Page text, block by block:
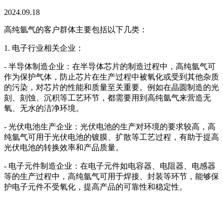
2024.09.18
高纯氩气的客户群体主要包括以下几类：
1. 电子行业相关企业：
- 半导体制造企业：在半导体芯片的制造过程中，高纯氩气可
作为保护气体，防止芯片在生产过程中被氧化或受到其他杂质
的污染，对芯片的性能和质量至关重要。例如在晶圆制造的光
刻、刻蚀、沉积等工艺环节，都需要用到高纯氩气来营造无
氧、无水的洁净环境。
- 光伏电池生产企业：光伏电池的生产对环境的要求较高，高
纯氩气可用于光伏电池的镀膜、扩散等工艺过程，有助于提高
光伏电池的转换效率和产品质量。
- 电子元件制造企业：在电子元件如电容器、电阻器、电感器
等的生产过程中，高纯氩气可用于焊接、封装等环节，能够保
护电子元件不受氧化，提高产品的可靠性和稳定性。